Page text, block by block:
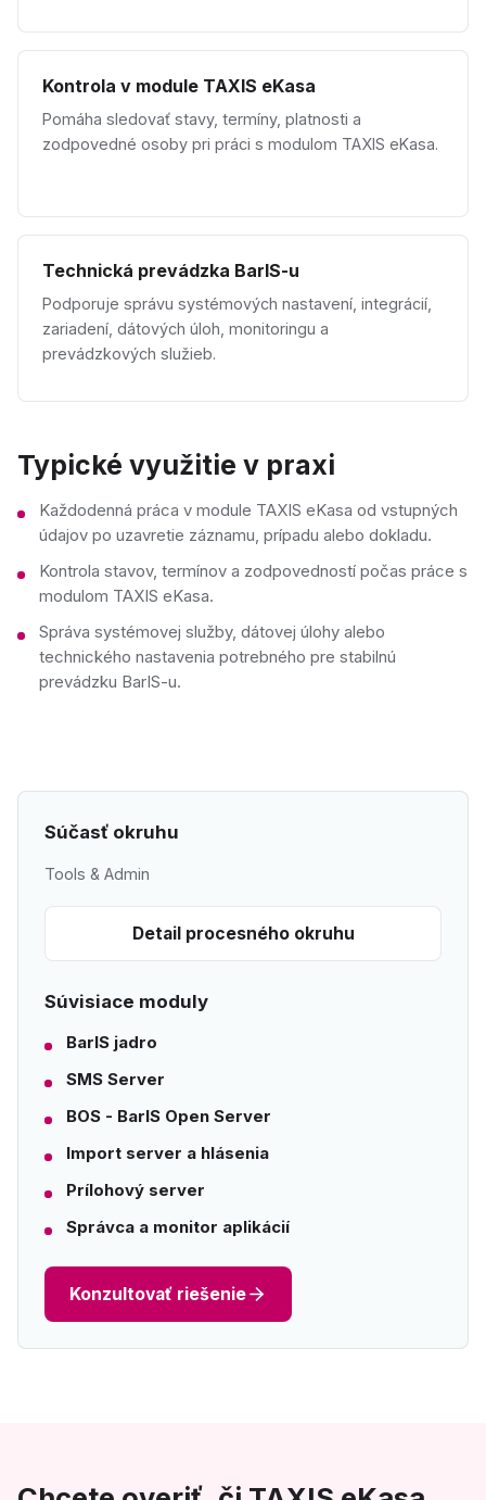
Kontrola v module TAXIS eKasa
Pomáha sledovať stavy, termíny, platnosti a
zodpovedné osoby pri práci s modulom TAXIS eKasa.
Technická prevádzka BarIS-u
Podporuje správu systémových nastavení, integrácií,
zariadení, dátových úloh, monitoringu a
prevádzkových služieb.
Typické využitie v praxi
Každodenná práca v module TAXIS eKasa od vstupných
údajov po uzavretie záznamu, prípadu alebo dokladu.
Kontrola stavov, termínov a zodpovedností počas práce s
modulom TAXIS eKasa.
Správa systémovej služby, dátovej úlohy alebo
technického nastavenia potrebného pre stabilnú
prevádzku BarIS-u.
Súčasť okruhu
Tools & Admin
Detail procesného okruhu
Súvisiace moduly
BarIS jadro
SMS Server
BOS - BarIS Open Server
Import server a hlásenia
Prílohový server
Správca a monitor aplikácií
Konzultovať riešenie